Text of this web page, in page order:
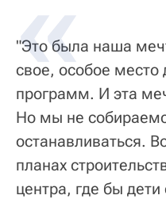
"Это была наша
свое, особое
программ. И эта
Но мы не
останавливаться.
планах
центра, где бы